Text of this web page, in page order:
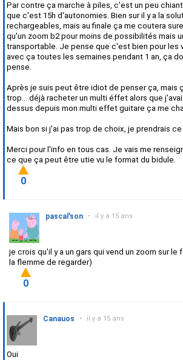
Par contre ça marche à piles, c'est un peu
que c'est 15h d'autonomies. Bien sur il y a la
rechargeables, mais au finale ça me coutera
qu'un zoom b2 pour moins de possibilités mais
transportable. Je pense que c'est bien pour les
avec ça toutes les semaines pendant 1 an, ça
pense.
Après je suis peut être idiot de penser ça, mais
trop... déjà racheter un multi éffet alors que
dessus depuis mon multi effet guitare ça me
Mais bon si j'ai pas trop de choix, je prendrais ce
Merci pour l'info en tous cas. Je vais me
ce que ça peut être utie vu le format du bidule.
0
pascal'son • il y a 15 ans
je crois qu'il y a un gars qui vend un zoom sur le
la flemme de regarder)
0
Canauos • il y a 15 ans
Oui